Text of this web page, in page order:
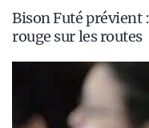
Bison Futé prévient
rouge sur les routes